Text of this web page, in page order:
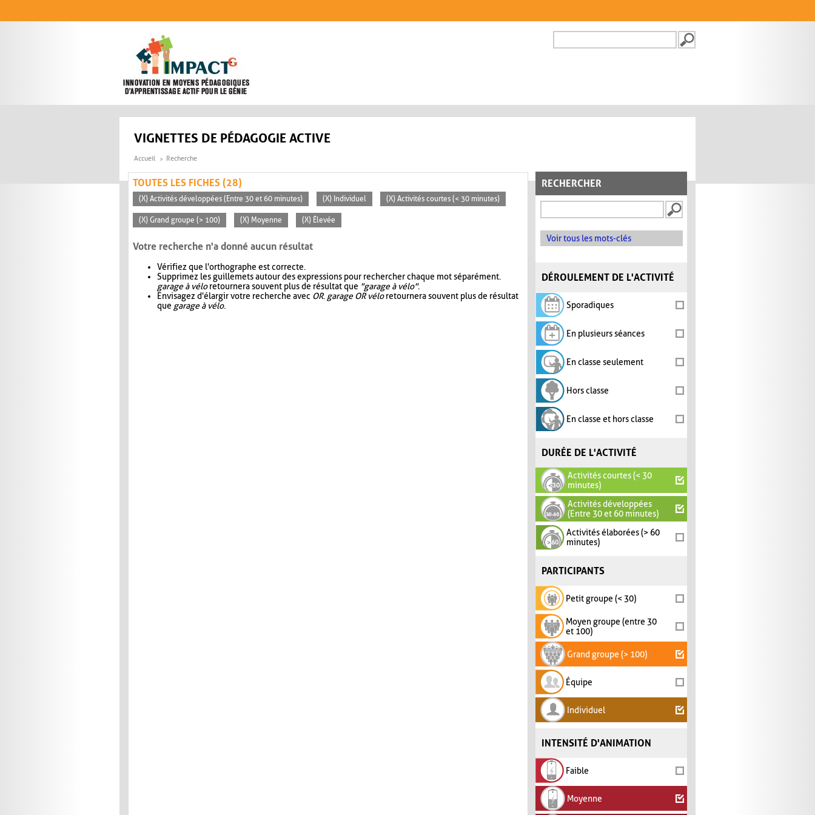
FORMULAIRE DE
VIGNETTES DE PÉDAGOGIE ACTIVE
Accueil Recherche
RECHERCHER
Voir tous les mots-clés
DÉROULEMENT DE L'ACTIVITÉ
Sporadiques
En plusieurs séances
En classe seulement
Hors classe
En classe et hors classe
DURÉE DE L'ACTIVITÉ
Activités courtes (< 30
minutes)
Activités développées
(Entre 30 et 60 minutes)
Activités élaborées (> 60
minutes)
PARTICIPANTS
Petit groupe (< 30)
Moyen groupe (entre 30
et 100)
Grand groupe (> 100)
Équipe
Individuel
INTENSITÉ D'ANIMATION
Faible
Moyenne
TOUTES LES FICHES (28)
(X) Activités développées (Entre 30 et 60 minutes) (X) Individuel (X) Activités courtes (< 30 minutes)
(X) Grand groupe (> 100) (X) Moyenne (X) Élevée
Votre recherche n'a donné aucun résultat
Vérifiez que l'orthographe est correcte.
Supprimez les guillemets autour des expressions pour rechercher chaque mot séparément.
garage à véloretournera souvent plus de résultat que "garage à vélo".
Envisagez d'élargir votre recherche avec OR. garage OR véloretournera souvent plus de résultat
que garage à vélo.